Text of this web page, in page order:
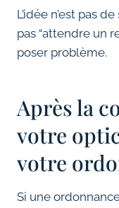
L’idée n’est pas
pas “attendre un
poser problème.
Après la
votre
votre
Si une